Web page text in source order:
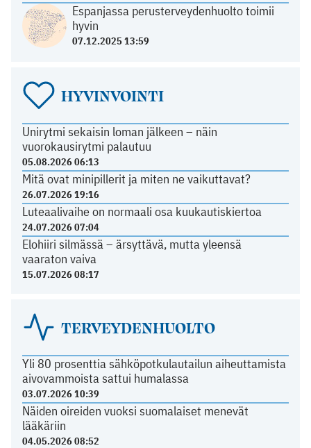
Espanjassa perusterveydenhuolto toimii
hyvin
07.12.2025 13:59
HYVINVOINTI
Unirytmi sekaisin loman jälkeen – näin
vuorokausirytmi palautuu
05.08.2026 06:13
Mitä ovat minipillerit ja miten ne vaikuttavat?
26.07.2026 19:16
Luteaalivaihe on normaali osa kuukautiskiertoa
24.07.2026 07:04
Elohiiri silmässä – ärsyttävä, mutta yleensä
vaaraton vaiva
15.07.2026 08:17
TERVEYDENHUOLTO
Yli 80 prosenttia sähköpotkulautailun aiheuttamista
aivovammoista sattui humalassa
03.07.2026 10:39
Näiden oireiden vuoksi suomalaiset menevät
lääkäriin
04.05.2026 08:52